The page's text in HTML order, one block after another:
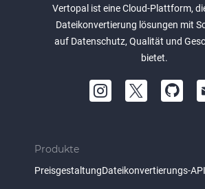
Vertopal ist eine Cloud-Plattform,
Dateikonvertierung lösungen mit
auf Datenschutz, Qualität und
bietet.
Produkte
PreisgestaltungDateikonvertierungs-API